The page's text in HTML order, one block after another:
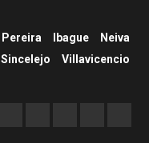
Pereira Ibague
Neiva
Sincelejo
Villavicencio